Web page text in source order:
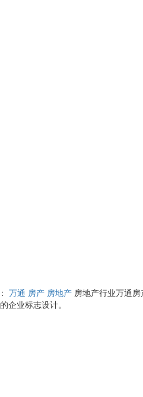
万通 房产 房地产 房地产行业万通
企业标志设计。